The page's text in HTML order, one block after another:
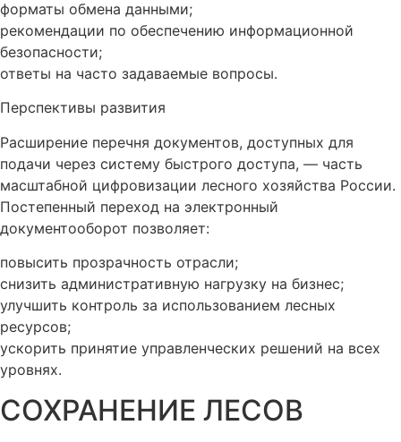
форматы обмена данными;
рекомендации по обеспечению информационной
безопасности;
ответы на часто задаваемые вопросы.
Перспективы развития
Расширение перечня документов, доступных для
подачи через систему быстрого доступа, — часть
масштабной цифровизации лесного хозяйства России.
Постепенный переход на электронный
документооборот позволяет:
повысить прозрачность отрасли;
снизить административную нагрузку на бизнес;
улучшить контроль за использованием лесных
ресурсов;
ускорить принятие управленческих решений на всех
уровнях.
СОХРАНЕНИЕ ЛЕСОВ